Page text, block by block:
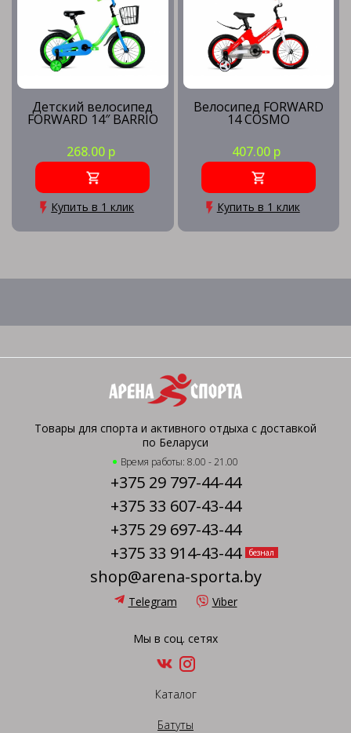
Детский велосипед
FORWARD 14″ BARRIO
268.00 р
Купить в 1 клик
Велосипед FORWARD
14 COSMO
407.00 р
Купить в 1 клик
Товары для спорта и активного отдыха с доставкой
по Беларуси
Время работы: 8.00 - 21.00
+375 29 797-44-44
+375 33 607-43-44
+375 29 697-43-44
+375 33 914-43-44
безнал
shop@arena-sporta.by
Telegram Viber
Мы в соц. сетях
Каталог
Батуты